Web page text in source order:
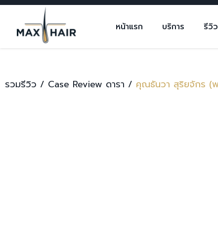
หน้าแรก บริการ รีวิว
รวมรีวิว / Case Review ดารา / คุณธันวา สุริยจักร (